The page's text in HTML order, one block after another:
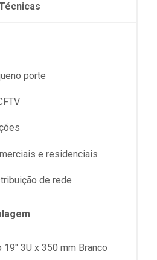
porte
e residenciais
de rede
19" 3U x 350 mm Branco